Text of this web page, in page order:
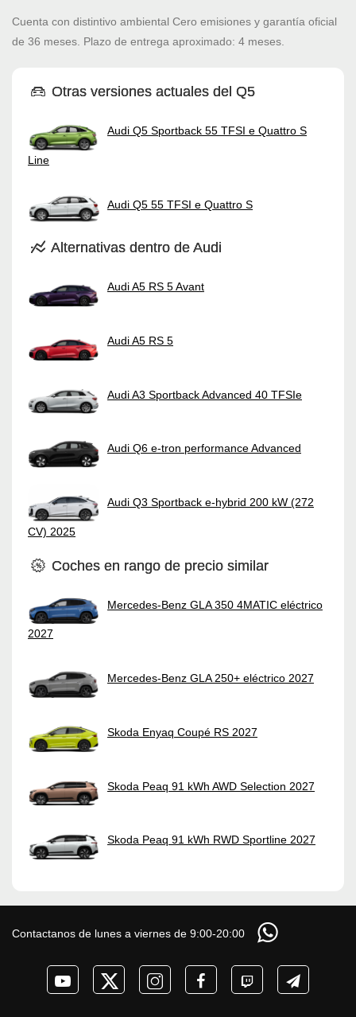
Cuenta con distintivo ambiental Cero emisiones y garantía oficial
de 36 meses. Plazo de entrega aproximado: 4 meses.
Otras versiones actuales del Q5
Audi Q5 Sportback 55 TFSI e Quattro S
Line
Audi Q5 55 TFSI e Quattro S
Alternativas dentro de Audi
Audi A5 RS 5 Avant
Audi A5 RS 5
Audi A3 Sportback Advanced 40 TFSIe
Audi Q6 e-tron performance Advanced
Audi Q3 Sportback e-hybrid 200 kW (272
CV) 2025
Coches en rango de precio similar
Mercedes-Benz GLA 350 4MATIC eléctrico
2027
Mercedes-Benz GLA 250+ eléctrico 2027
Skoda Enyaq Coupé RS 2027
Skoda Peaq 91 kWh AWD Selection 2027
Skoda Peaq 91 kWh RWD Sportline 2027
Contactanos de lunes a viernes de 9:00-20:00